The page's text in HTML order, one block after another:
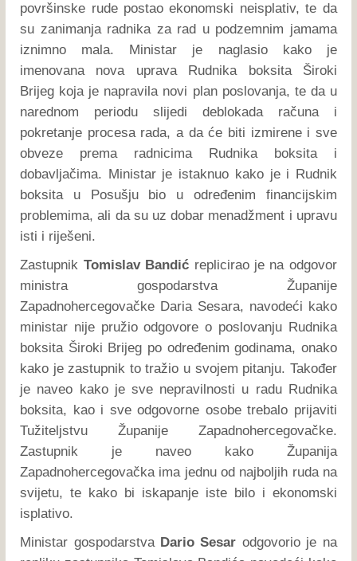
površinske rude postao ekonomski neisplativ, te da
su zanimanja radnika za rad u podzemnim jamama
iznimno mala. Ministar je naglasio kako je
imenovana nova uprava Rudnika boksita Široki
Brijeg koja je napravila novi plan poslovanja, te da u
narednom periodu slijedi deblokada računa i
pokretanje procesa rada, a da će biti izmirene i sve
obveze prema radnicima Rudnika boksita i
dobavljačima. Ministar je istaknuo kako je i Rudnik
boksita u Posušju bio u određenim financijskim
problemima, ali da su uz dobar menadžment i upravu
isti i riješeni.
Zastupnik Tomislav Bandić replicirao je na odgovor
ministra gospodarstva Županije
Zapadnohercegovačke Daria Sesara, navodeći kako
ministar nije pružio odgovore o poslovanju Rudnika
boksita Široki Brijeg po određenim godinama, onako
kako je zastupnik to tražio u svojem pitanju. Također
je naveo kako je sve nepravilnosti u radu Rudnika
boksita, kao i sve odgovorne osobe trebalo prijaviti
Tužiteljstvu Županije Zapadnohercegovačke.
Zastupnik je naveo kako Županija
Zapadnohercegovačka ima jednu od najboljih ruda na
svijetu, te kako bi iskapanje iste bilo i ekonomski
isplativo.
Ministar gospodarstva Dario Sesar odgovorio je na